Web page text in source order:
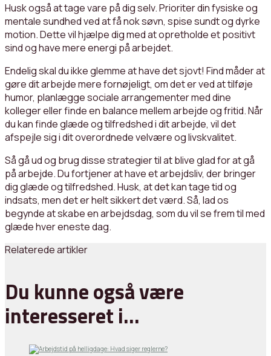
Husk også at tage vare på dig selv. Prioriter din fysiske og
mentale sundhed ved at få nok søvn, spise sundt og dyrke
motion. Dette vil hjælpe dig med at opretholde et positivt
sind og have mere energi på arbejdet.
Endelig skal du ikke glemme at have det sjovt! Find måder at
gøre dit arbejde mere fornøjeligt, om det er ved at tilføje
humor, planlægge sociale arrangementer med dine
kolleger eller finde en balance mellem arbejde og fritid. Når
du kan finde glæde og tilfredshed i dit arbejde, vil det
afspejle sig i dit overordnede velvære og livskvalitet.
Så gå ud og brug disse strategier til at blive glad for at gå
på arbejde. Du fortjener at have et arbejdsliv, der bringer
dig glæde og tilfredshed. Husk, at det kan tage tid og
indsats, men det er helt sikkert det værd. Så, lad os
begynde at skabe en arbejdsdag, som du vil se frem til med
glæde hver eneste dag.
Relaterede artikler
Du kunne også være
interesseret i…